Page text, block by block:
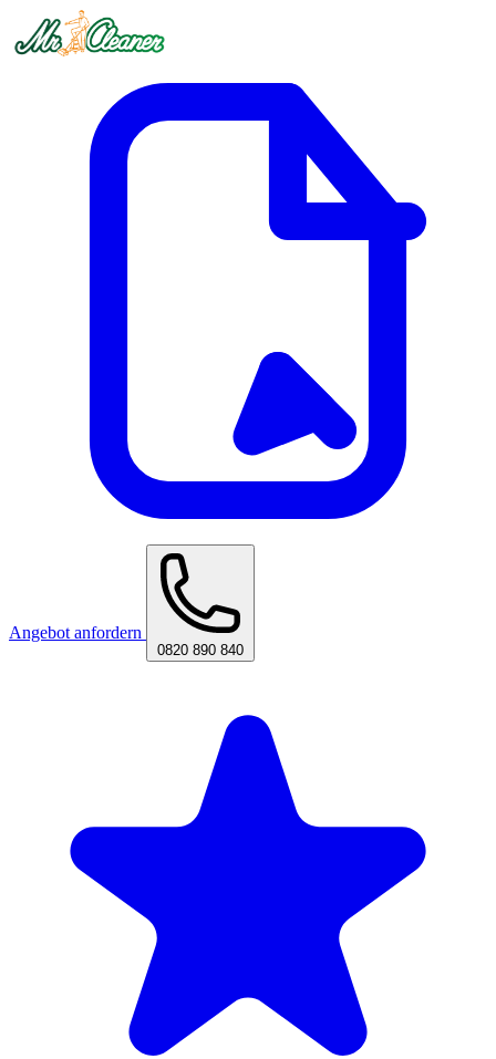
Angebot anfordern
0820 890 840